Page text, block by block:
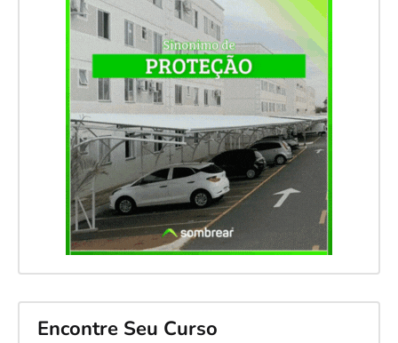
Encontre Seu Curso